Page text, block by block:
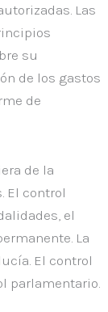
Las
su
de los gastos
de
de la
El control
el
La
El control
parlamentario.